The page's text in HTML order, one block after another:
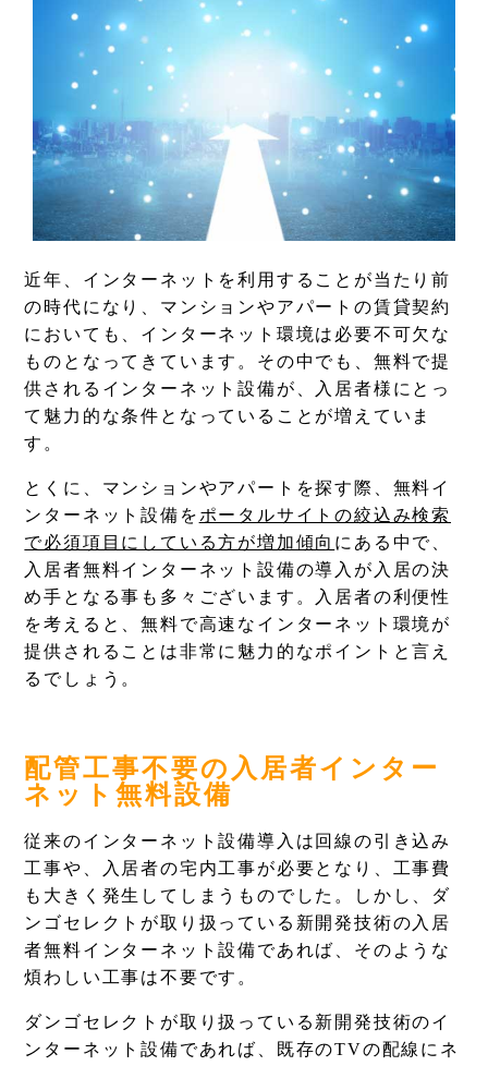
近年、インターネットを利用することが当たり前
の時代になり、マンションやアパートの賃貸契約
においても、インターネット環境は必要不可欠な
ものとなってきています。その中でも、無料で提
供されるインターネット設備が、入居者様にとっ
て魅力的な条件となっていることが増えていま
す。
とくに、マンションやアパートを探す際、無料イ
ンターネット設備を ポータルサイトの絞込み検索
で必須項目にしている方が増加傾向 にある中で、
入居者無料インターネット設備の導入が入居の決
め手となる事も多々ございます。入居者の利便性
を考えると、無料で高速なインターネット環境が
提供されることは非常に魅力的なポイントと言え
るでしょう。
配管工事不要の入居者インター
ネット無料設備
従来のインターネット設備導入は回線の引き込み
工事や、入居者の宅内工事が必要となり、工事費
も大きく発生してしまうものでした。しかし、ダ
ンゴセレクトが取り扱っている新開発技術の入居
者無料インターネット設備であれば、そのような
煩わしい工事は不要です。
ダンゴセレクトが取り扱っている新開発技術のイ
ンターネット設備であれば、既存のTVの配線にネ